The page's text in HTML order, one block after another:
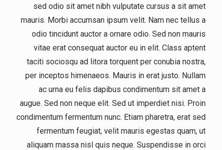
sed odio sit amet nibh vulputate cursus a sit amet
mauris. Morbi accumsan ipsum velit. Nam nec tellus a
odio tincidunt auctor a ornare odio. Sed non mauris
vitae erat consequat auctor eu in elit. Class aptent
taciti sociosqu ad litora torquent per conubia nostra,
per inceptos himenaeos. Mauris in erat justo. Nullam
ac urna eu felis dapibus condimentum sit amet a
augue. Sed non neque elit. Sed ut imperdiet nisi. Proin
condimentum fermentum nunc. Etiam pharetra, erat sed
fermentum feugiat, velit mauris egestas quam, ut
aliquam massa nisl quis neque. Suspendisse in orci